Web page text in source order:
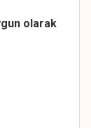
olarak